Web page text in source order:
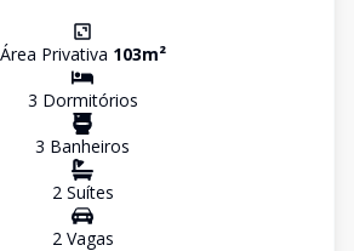
Área Privativa 103m²
3 Dormitórios
3 Banheiros
2Suítes
2Vagas